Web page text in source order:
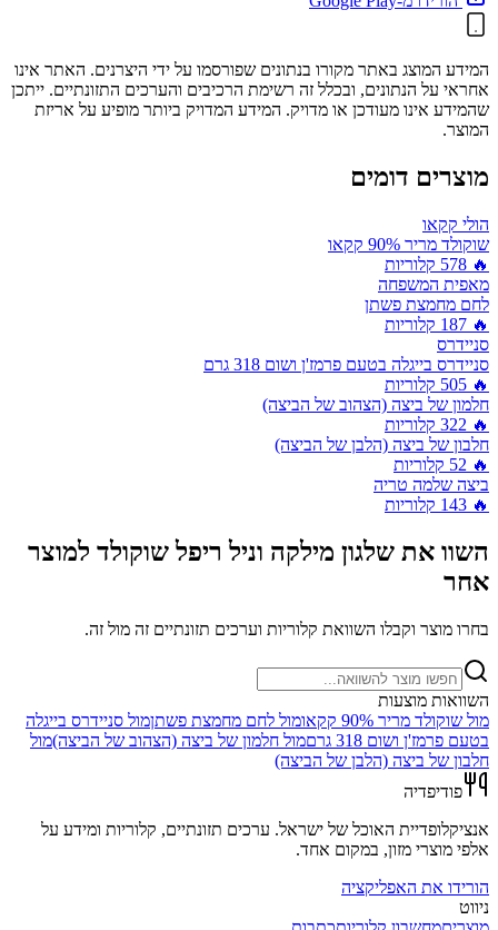
המידע המוצג באתר מקורו בנתונים שפורסמו על ידי היצרנים. האתר אינו
אחראי על הנתונים, ובכלל זה רשימת הרכיבים והערכים התזונתיים. ייתכן
שהמידע אינו מעודכן או מדויק. המידע המדויק ביותר מופיע על אריזת
המוצר.
מוצרים דומים
הולי קקאו
שוקולד מריר 90% קקאו
🔥
578 קלוריות
מאפית המשפחה
לחם מחמצת פשתן
🔥
187 קלוריות
סניידרס
סניידרס בייגלה בטעם פרמז'ן ושום 318 גרם
🔥
505 קלוריות
חלמון של ביצה (הצהוב של הביצה)
🔥
322 קלוריות
חלבון של ביצה (הלבן של הביצה)
🔥
52 קלוריות
ביצה שלמה טריה
🔥
143 קלוריות
השוו את שלגון מילקה וניל ריפל שוקולד למוצר
אחר
בחרו מוצר וקבלו השוואת קלוריות וערכים תזונתיים זה מול זה.
השוואות מוצעות
מול שוקולד מריר 90% קקאו מול לחם מחמצת פשתןמול סניידרס בייגלה
בטעם פרמז'ן ושום 318 גרם
מול חלמון של ביצה (הצהוב של הביצה)מול
חלבון של ביצה (הלבן של הביצה)
פודיפדיה
אנציקלופדיית האוכל של ישראל. ערכים תזונתיים, קלוריות ומידע על
אלפי מוצרי מזון, במקום אחד.
הורידו את האפליקציה
ניווט